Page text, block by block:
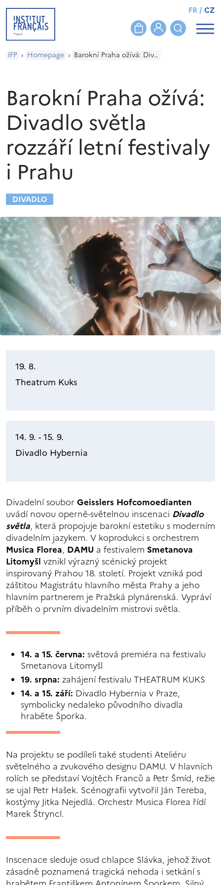
FR/CZ
IFP › Homepage › Barokní Praha ožívá: Divadlo světla rozzáří letní festivaly i Prahu
Barokní Praha ožívá:
Divadlo světla
rozzáří letní festivaly
i Prahu
DIVADLO
19. 8.
Theatrum Kuks
14. 9. - 15. 9.
Divadlo Hybernia
Divadelní soubor Geisslers Hofcomoedianten
uvádí novou operně-světelnou inscenaci Divadlo
světla, která propojuje barokní estetiku s moderním
divadelním jazykem. V koprodukci s orchestrem
Musica Florea, DAMU a festivalem Smetanova
Litomyšl vznikl výrazný scénický projekt
inspirovaný Prahou 18. století. Projekt vzniká pod
záštitou Magistrátu hlavního města Prahy a jeho
hlavním partnerem je Pražská plynárenská. Vypráví
příběh o prvním divadelním mistrovi světla.
14. a 15. června: světová premiéra na festivalu
Smetanova Litomyšl
19. srpna: zahájení festivalu THEATRUM KUKS
14. a 15. září: Divadlo Hybernia v Praze,
symbolicky nedaleko původního divadla
hraběte Šporka.
Na projektu se podíleli také studenti Ateliéru
světelného a zvukového designu DAMU. V hlavních
rolích se představí Vojtěch Franců a Petr Šmíd, režie
se ujal Petr Hašek. Scénografii vytvořil Ján Tereba,
kostýmy Jitka Nejedlá. Orchestr Musica Florea řídí
Marek Štryncl.
Inscenace sleduje osud chlapce Slávka, jehož život
zásadně poznamená tragická nehoda i setkání s